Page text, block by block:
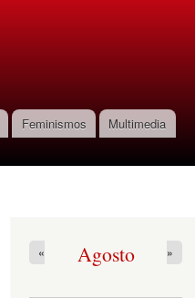
Feminismos
Multimedia
Agosto
« »